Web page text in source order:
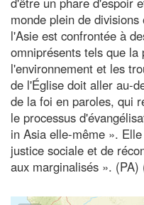
monde plein de
l'Asie est confrontée à
omniprésents tels que
l'environnement et les
de l'Église doit aller au-
de la foi en paroles, qui
le processus
in Asia elle-même ».
justice sociale et de
aux marginalisés ».